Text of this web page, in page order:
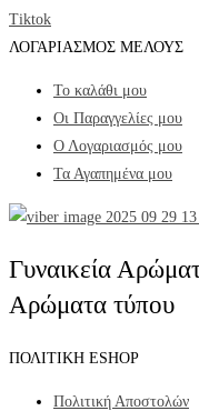
Tiktok
ΛΟΓΑΡΙΑΣΜΟΣ ΜΕΛΟΥΣ
Το καλάθι μου
Οι Παραγγελίες μου
Ο Λογαριασμός μου
Τα Αγαπημένα μου
Γυναικεία
Αρώματα τύπου
ΠΟΛΙΤΙΚΗ ESHOP
Πολιτική Αποστολών